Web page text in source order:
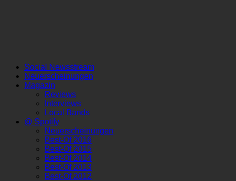
Social Newsstream
Neuerscheinungen
Magazin
Reviews
Interviews
Local Bands
@ Spotify
Neuerscheinungen
Best-Of 2016
Best-Of 2015
Best-Of 2014
Best-Of 2013
Best-Of 2012